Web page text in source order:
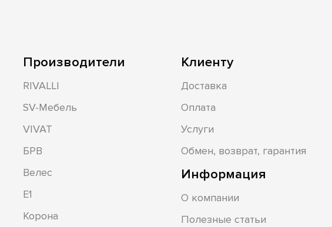
Производители
RIVALLI
SV-Мебель
VIVAT
БРВ
Велес
Е1
Корона
Клиенту
Доставка
Оплата
Услуги
Обмен, возврат, гарантия
Информация
О компании
Полезные статьи